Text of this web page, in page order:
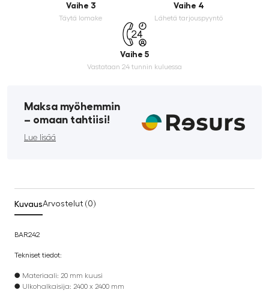
Vaihe 3
Täytä lomake
Vaihe 4
Lähetä tarjouspyyntö
Vaihe 5
Vastataan 24 tunnin kuluessa
Maksa myöhemmin
­– omaan tahtiisi!
Lue lisää
KuvausArvostelut (0)
BAR242
Tekniset tiedot:
● Materiaali: 20 mm kuusi
● Ulkohalkaisija: 2400 x 2400 mm